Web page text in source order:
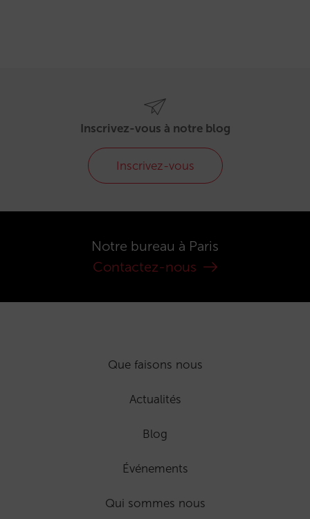
Inscrivez-vous à notre blog
Inscrivez-vous
Notre bureau à Paris
Contactez-nous
Que faisons nous
Actualités
Blog
Événements
Qui sommes nous